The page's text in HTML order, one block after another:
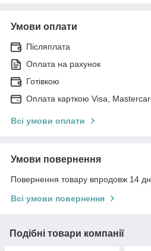
Умови оплати
Післяплата
Оплата на рахунок
Готівкою
Оплата карткою Visa,
Всі умови оплати
Умови повернення
Повернення товару впродовж 14
Всі умови повернення
Подібні товари компанії